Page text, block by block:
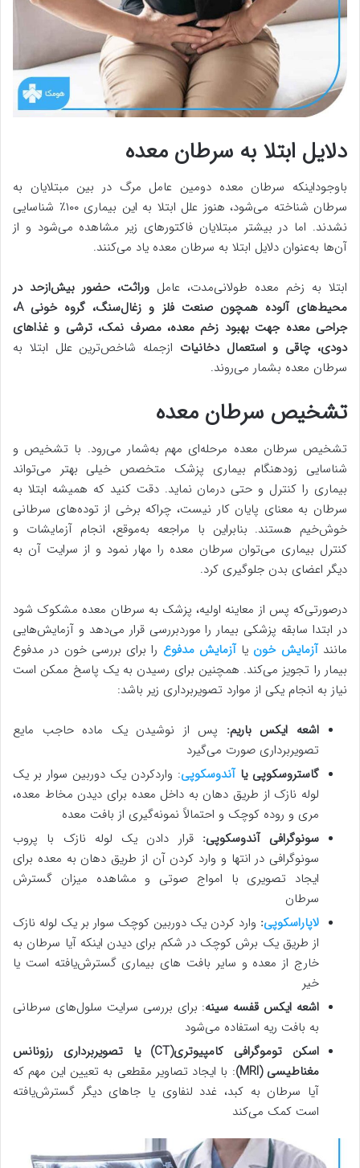
دلایل ابتلا به سرطان معده
باوجوداینکه سرطان معده دومین عامل مرگ در بین مبتلایان به
سرطان شناخته می‌شود، هنوز علل ابتلا به این بیماری ۱۰۰٪ شناسایی
نشدند. اما در بیشتر مبتلایان فاکتورهای زیر مشاهده می‌شود و از
آن‌ها به‌عنوان دلایل ابتلا به سرطان معده یاد می‌کنند.
ابتلا به زخم معده طولانی‌مدت، عامل وراثت، حضور بیش‌ازحد در
محیط‌های آلوده همچون صنعت فلز و زغال‌سنگ، گروه خونی A،
جراحی معده جهت بهبود زخم معده، مصرف نمک، ترشی و غذاهای
دودی، چاقی و استعمال دخانیات ازجمله شاخص‌ترین علل ابتلا به
سرطان معده بشمار می‌روند.
تشخیص سرطان معده
تشخیص سرطان معده مرحله‌ای مهم به‌شمار می‌رود. با تشخیص و
شناسایی زودهنگام بیماری پزشک متخصص خیلی بهتر می‌تواند
بیماری را کنترل و حتی درمان نماید. دقت کنید که همیشه ابتلا به
سرطان به معنای پایان کار نیست، چراکه برخی از توده‌های سرطانی
خوش‌خیم هستند. بنابراین با مراجعه به‌موقع، انجام آزمایشات و
کنترل بیماری می‌توان سرطان معده را مهار نمود و از سرایت آن به
دیگر اعضای بدن جلوگیری کرد.
درصورتی‌که پس از معاینه اولیه، پزشک به سرطان معده مشکوک شود
در ابتدا سابقه پزشکی بیمار را موردبررسی قرار می‌دهد و آزمایش‌هایی
مانندآزمایش خون یاآزمایش مدفوع را برای بررسی خون در مدفوع
بیمار را تجویز می‌کند. همچنین برای رسیدن به یک پاسخ ممکن است
نیاز به انجام یکی از موارد تصویربرداری زیر باشد:
اشعه ایکس باریم: پس از نوشیدن یک ماده حاجب مایع
تصویربرداری صورت می‌گیرد
گاستروسکوپی یاآندوسکوپی: واردکردن یک دوربین سوار بر یک
لوله نازک از طریق دهان به داخل معده برای دیدن مخاط معده،
مری و روده کوچک و احتمالاً نمونه‌گیری از بافت معده
سونوگرافی آندوسکوپی: قرار دادن یک لوله نازک با پروب
سونوگرافی در انتها و وارد کردن آن از طریق دهان به معده برای
ایجاد تصویری با امواج صوتی و مشاهده میزان گسترش
سرطان
لاپاراسکوپی: وارد کردن یک دوربین کوچک سوار بر یک لوله نازک
از طریق یک برش کوچک در شکم برای دیدن اینکه آیا سرطان به
خارج از معده و سایر بافت های بیماری گسترش‌یافته است یا
خیر
اشعه ایکس قفسه سینه: برای بررسی سرایت سلول‌های سرطانی
به بافت ریه استفاده می‌شود
اسکن توموگرافی کامپیوتری(CT)
یا تصویربرداری رزونانس
مغناطیسی (MRI)
: با ایجاد تصاویر مقطعی به تعیین این مهم که
آیا سرطان به کبد، غدد لنفاوی یا جاهای دیگر گسترش‌یافته
است کمک می‌کند